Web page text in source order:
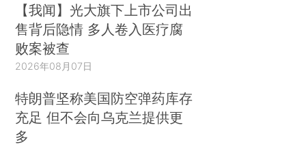
【我闻】光大旗下上市公司出
售背后隐情 多人卷入医疗腐
败案被查
2026年08月07日
特朗普坚称美国防空弹药库存
充足 但不会向乌克兰提供更
多